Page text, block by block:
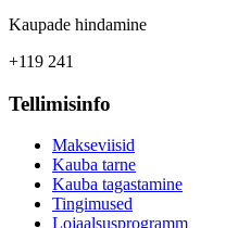
Kaupade hindamine
+119 241
Tellimisinfo
Makseviisid
Kauba tarne
Kauba tagastamine
Tingimused
Lojaalsusprogramm